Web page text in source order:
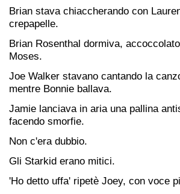
Brian stava chiaccherando con
crepapelle.
Brian Rosenthal dormiva,
Moses.
Joe Walker stavano cantando la
mentre Bonnie ballava.
Jamie lanciava in aria una pallina
facendo smorfie.
Non c'era dubbio.
Gli Starkid erano mitici.
'Ho detto uffa' ripetè Joey, con voce